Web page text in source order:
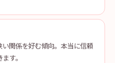
関係を好む傾向。本当に信頼
す。